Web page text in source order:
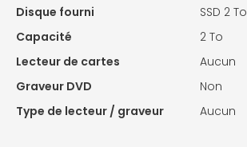
Disque fourni
SSD 2 To
Capacité
2 To
Lecteur de cartes
Aucun
Graveur DVD
Non
Type de lecteur / graveur
Aucun